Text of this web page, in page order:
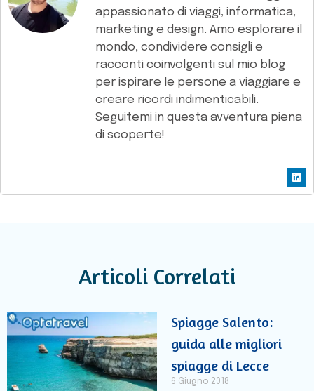
appassionato di viaggi, informatica,
marketing e design. Amo esplorare il
mondo, condividere consigli e
racconti coinvolgenti sul mio blog
per ispirare le persone a viaggiare e
creare ricordi indimenticabili.
Seguitemi in questa avventura piena
di scoperte!
Articoli Correlati
Spiagge Salento:
guida alle migliori
spiagge di Lecce
6 Giugno 2018